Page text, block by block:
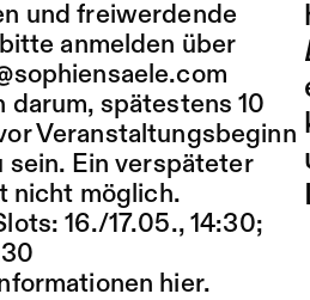
und freiwerdende
anmelden über
darum, spätestens 10
Veranstaltungsbeginn
sein. Ein verspäteter
nicht möglich.
16./17.05., 14:30;
hier.